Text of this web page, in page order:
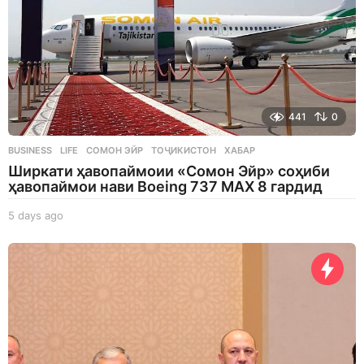
441 0
BUSINESS ,LIFE СОМОН ЭЙР ,ТОҶИКИСТОН ,ХАБАР
Ширкати ҳавопаймоии «Сомон Эйр» соҳиби
ҳавопаймои нави Boeing 737 MAX 8 гардид
5 days ago
a